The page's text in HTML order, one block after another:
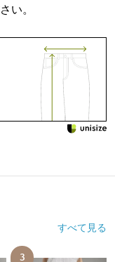
い。
すべて見る
3